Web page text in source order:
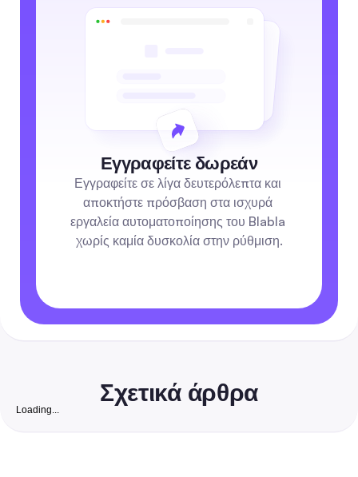
Εγγραφείτε δωρεάν
Εγγραφείτε σε λίγα δευτερόλεπτα και
αποκτήστε πρόσβαση στα ισχυρά
εργαλεία αυτοματοποίησης του Blabla
χωρίς καμία δυσκολία στην ρύθμιση.
Σχετικά άρθρα
Loading...